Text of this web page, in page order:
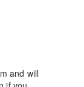
and will